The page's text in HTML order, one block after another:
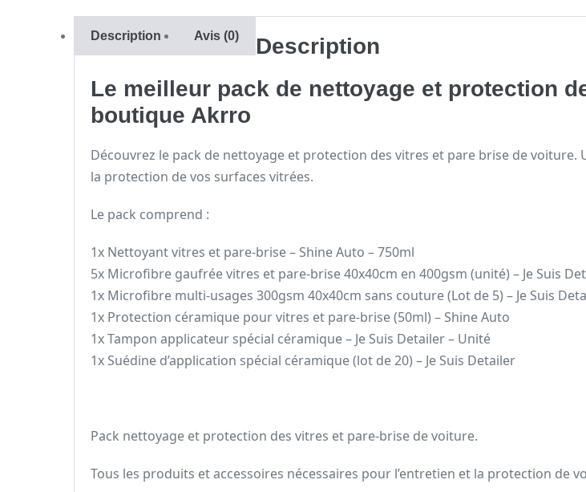
Description Avis (0)
Description
Le meilleur pack de nettoyage et protection
boutique Akrro
Découvrez le pack de nettoyage et protection des vitres et pare brise de
la protection de vos surfaces vitrées.
Le pack comprend :
1x Nettoyant vitres et pare-brise – Shine Auto – 750ml
5x Microfibre gaufrée vitres et pare-brise 40x40cm en 400gsm (unité) – Je Suis
1x Microfibre multi-usages 300gsm 40x40cm sans couture (Lot de 5) – Je Suis
1x Protection céramique pour vitres et pare-brise (50ml) – Shine Auto
1x Tampon applicateur spécial céramique – Je Suis Detailer – Unité
1x Suédine d’application spécial céramique (lot de 20) – Je Suis Detailer
Pack nettoyage et protection des vitres et pare-brise de voiture.
Tous les produits et accessoires nécessaires pour l’entretien et la protection de